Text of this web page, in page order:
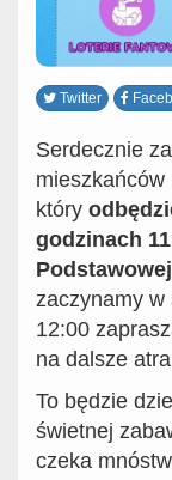
Twitter
Serdecznie
który
godzinach
zaczynamy
12:00
na dalsze
To będzie
świetnej
czeka